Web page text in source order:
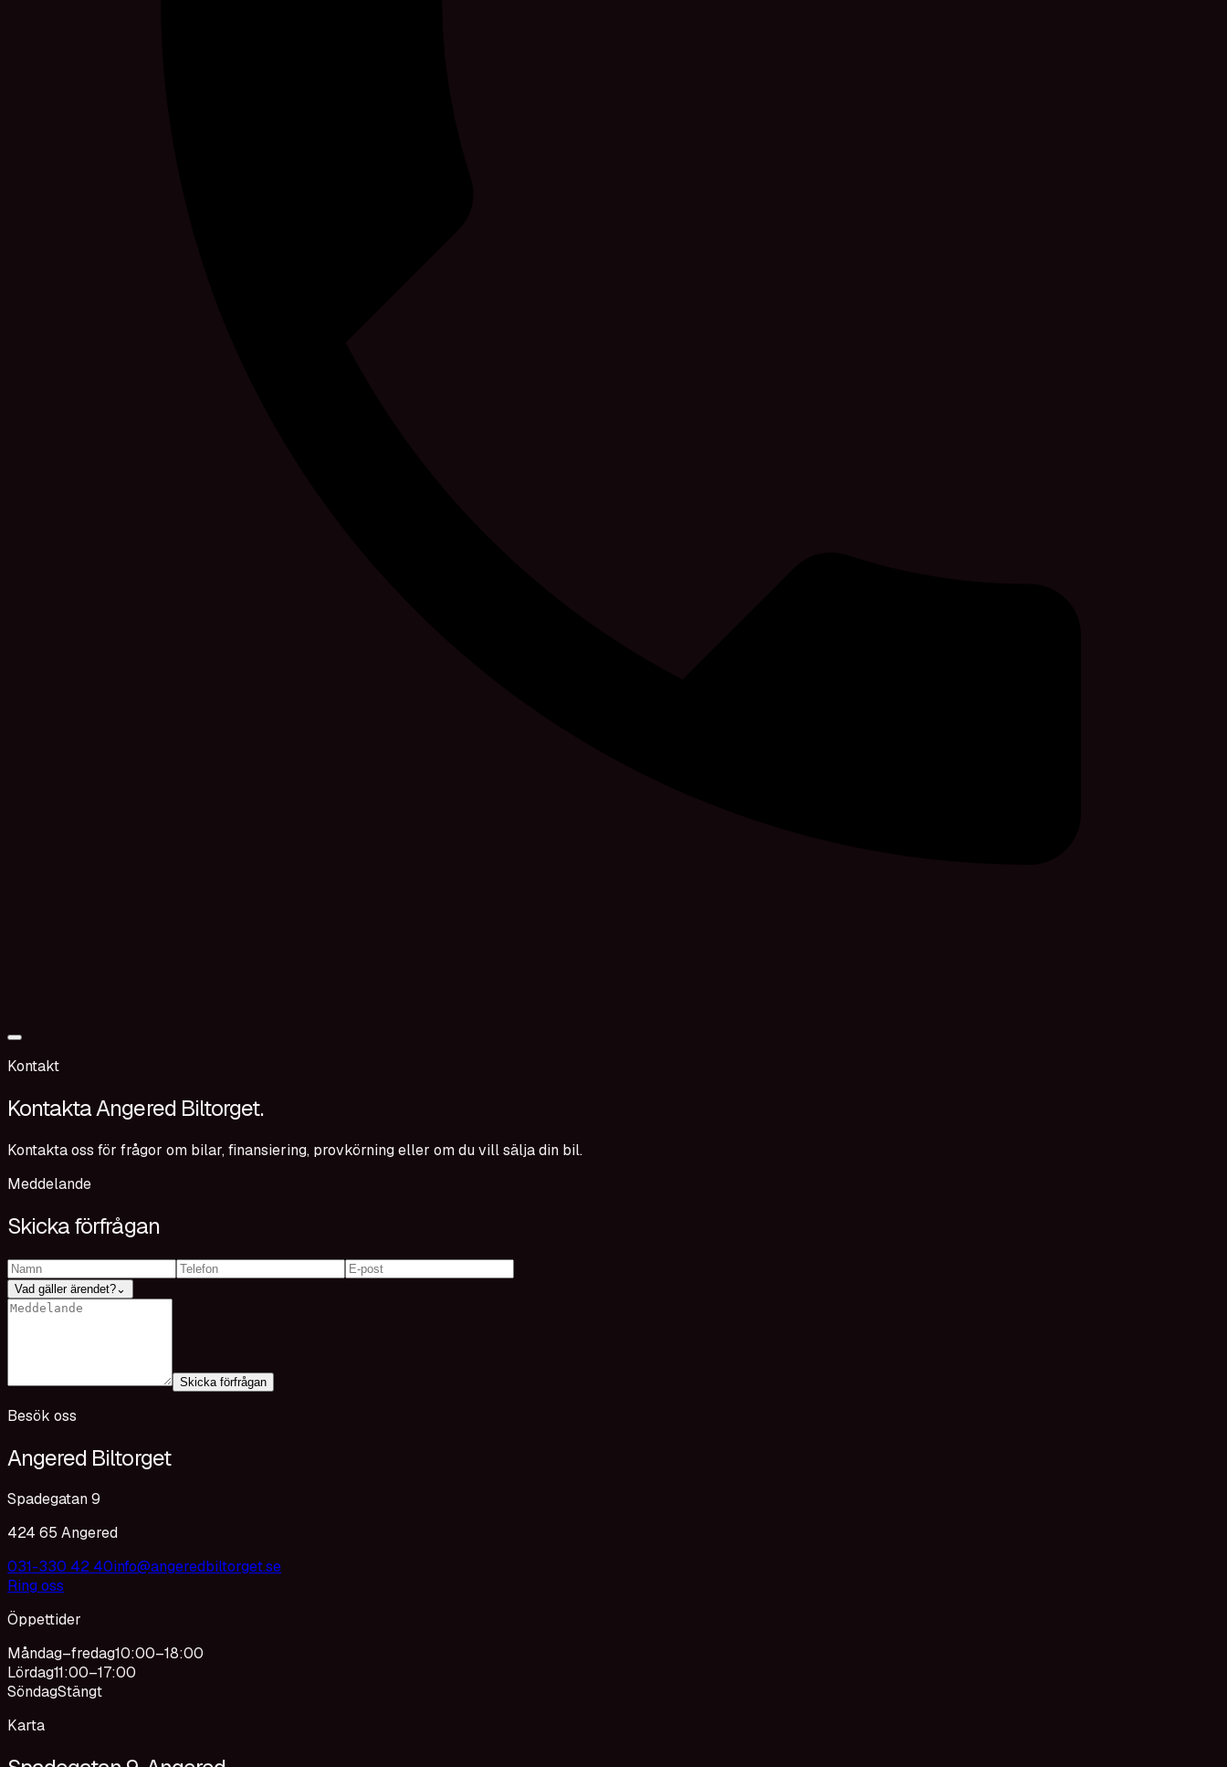
Kontakt
Kontakta Angered Biltorget.
Kontakta oss för frågor om bilar, finansiering, provkörning eller om du vill sälja din bil.
Meddelande
Skicka förfrågan
Vad gäller ärendet?⌄
Skicka förfrågan
Besök oss
Angered Biltorget
Spadegatan 9
424 65 Angered
031-330 42 40info@angeredbiltorget.se
Ring oss
Öppettider
Måndag–fredag10:00–18:00
Lördag11:00–17:00
SöndagStängt
Karta